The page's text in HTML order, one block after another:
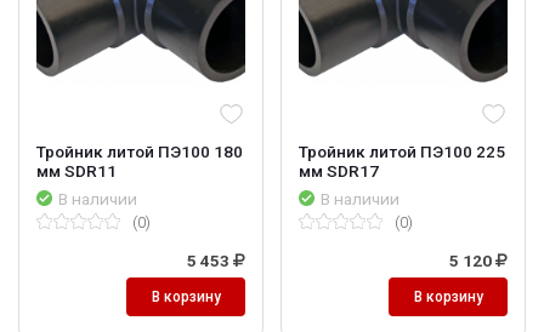
Тройник литой ПЭ100 180
мм SDR11
В наличии
(0)
5 453
В корзину
Тройник литой ПЭ100 225
мм SDR17
В наличии
(0)
5 120
В корзину